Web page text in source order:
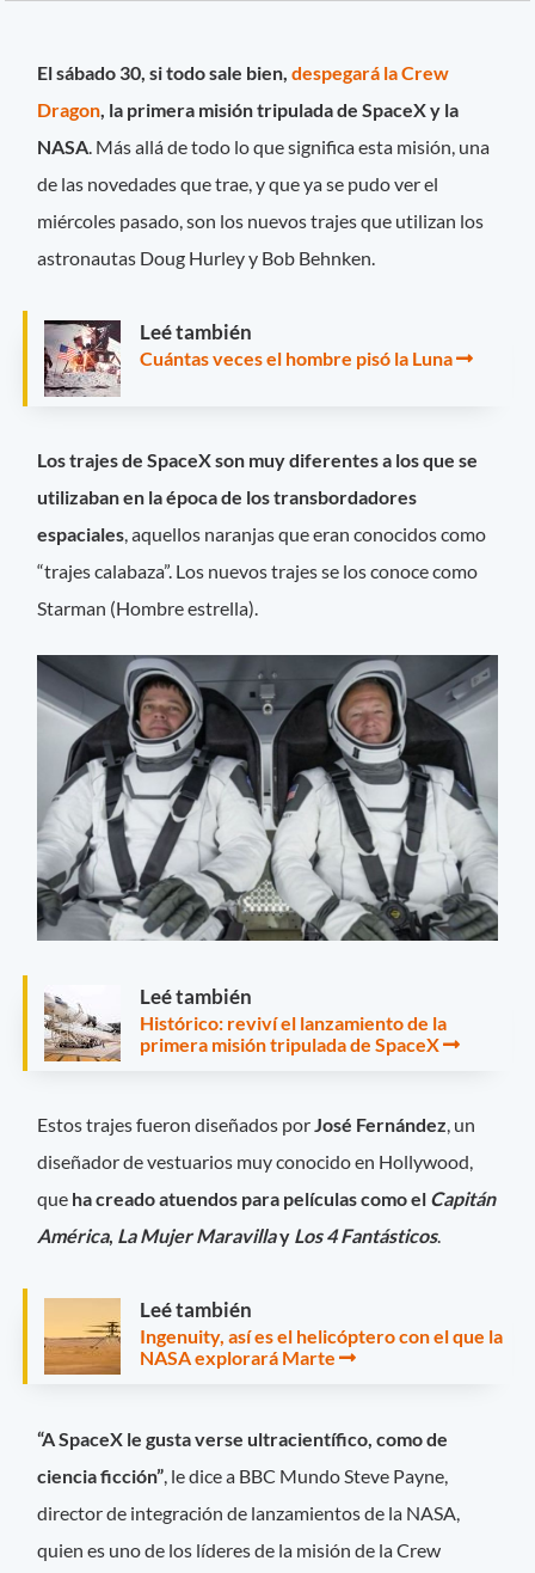
El sábado 30, si todo sale bien,despegará la Crew
Dragon , la primera misión tripulada de SpaceX y la
NASA . Más allá de todo lo que significa esta misión, una
de las novedades que trae, y que ya se pudo ver el
miércoles pasado, son los nuevos trajes que utilizan los
astronautas Doug Hurley y Bob Behnken.
Leé también
Cuántas veces el hombre pisó la Luna
Los trajes de SpaceX son muy diferentes a los que se
utilizaban en la época de los transbordadores
espaciales, aquellos naranjas que eran conocidos como
“trajes calabaza”. Los nuevos trajes se los conoce como
Starman (Hombre estrella).
Leé también
Histórico: reviví el lanzamiento de la
primera misión tripulada de SpaceX
Estos trajes fueron diseñados porJosé Fernández, un
diseñador de vestuarios muy conocido en Hollywood,
que ha creado atuendos para películas como el Capitán
América, La Mujer Maravillay Los 4 Fantásticos.
Leé también
Ingenuity, así es el helicóptero con el que la
NASA explorará Marte
“A SpaceX le gusta verse ultracientífico, como de
ciencia ficción” , le dice a BBC Mundo Steve Payne,
director de integración de lanzamientos de la NASA,
quien es uno de los líderes de la misión de la Crew